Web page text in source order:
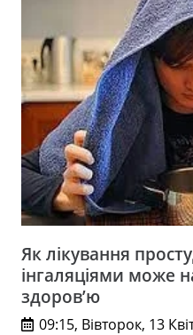
Як лікування
інгаляціями може
здоров’ю
09:15, Вівторок, 13